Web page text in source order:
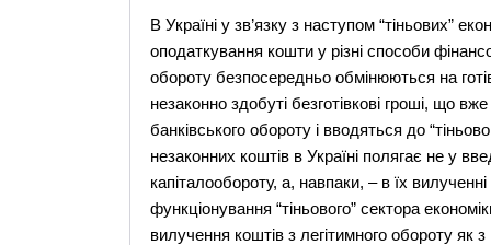
В Україні у зв’язку з наступом “тіньових”
оподаткування кошти у різні способи
обороту безпосередньо обмінюються на
незаконно здобуті безготівкові гроші, що
банківського обороту і вводяться до
незаконних коштів в Україні полягає не у
капіталообороту, а, навпаки, – в їх
функціонування “тіньового” сектора
вилучення коштів з легітимного обороту як